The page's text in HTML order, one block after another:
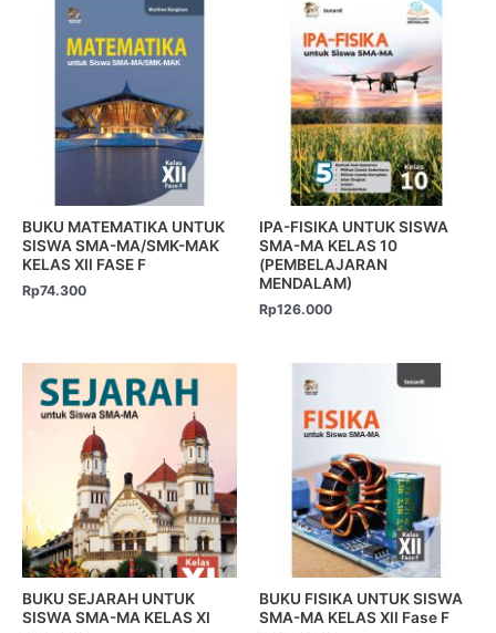
BUKU MATEMATIKA UNTUK
SISWA SMA-MA/SMK-MAK
KELAS XII FASE F
Rp74.300
IPA-FISIKA UNTUK SISWA
SMA-MA KELAS 10
(PEMBELAJARAN
MENDALAM)
Rp126.000
BUKU SEJARAH UNTUK
SISWA SMA-MA KELAS XI
BUKU FISIKA UNTUK SISWA
SMA-MA KELAS XII Fase F